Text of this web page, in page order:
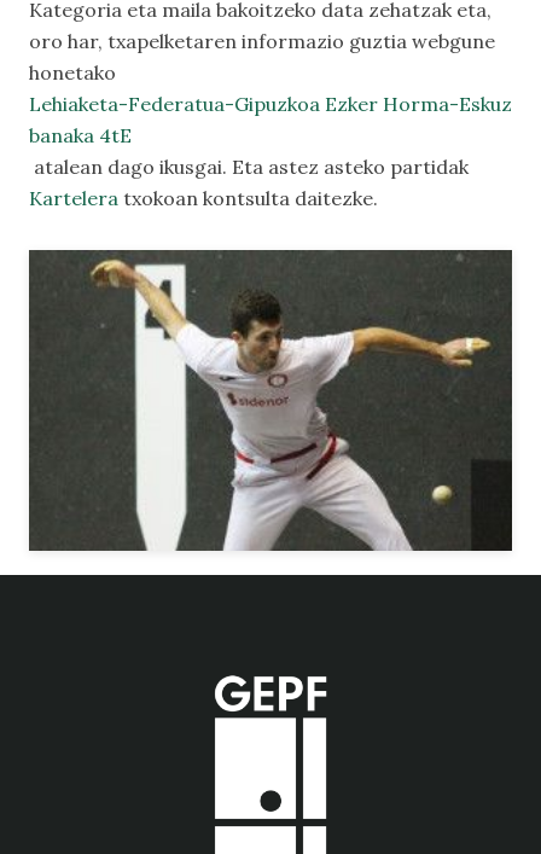
Kategoria eta maila bakoitzeko data zehatzak eta,
oro har, txapelketaren informazio guztia webgune
honetako
Lehiaketa-Federatua-Gipuzkoa Ezker Horma-Eskuz
banaka 4tE
atalean dago ikusgai. Eta astez asteko partidak
Kartelera txokoan kontsulta daitezke.